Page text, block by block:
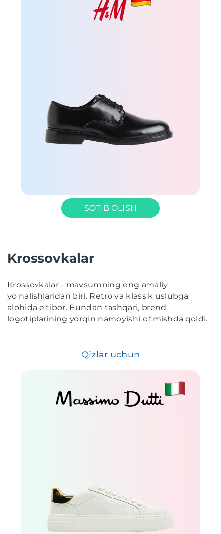
SOTIB OLISH
Krossovkalar
Krossovkalar - mavsumning eng amaliy
yo'nalishlaridan biri. Retro va klassik uslubga
alohida e'tibor. Bundan tashqari, brend
logotiplarining yorqin namoyishi o'tmishda qoldi.
Qizlar uchun